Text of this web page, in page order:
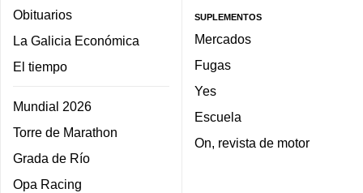
Obituarios
La Galicia Económica
El tiempo
Mundial 2026
Torre de Marathon
Grada de Río
Opa Racing
SUPLEMENTOS
Mercados
Fugas
Yes
Escuela
On, revista de motor